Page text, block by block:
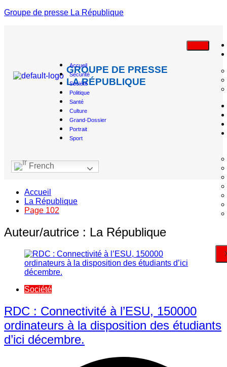
Groupe de presse La République
GROUPE DE PRESSE
LA RÉPUBLIQUE
Accueil
Sécurité
Société
Politique
Santé
Culture
Grand-Dossier
Portrait
Sport
French
Accueil
La République
Page 102
Auteur/autrice : La République
Société
RDC : Connectivité à l’ESU, 150000
ordinateurs à la disposition des étudiants
d’ici décembre.